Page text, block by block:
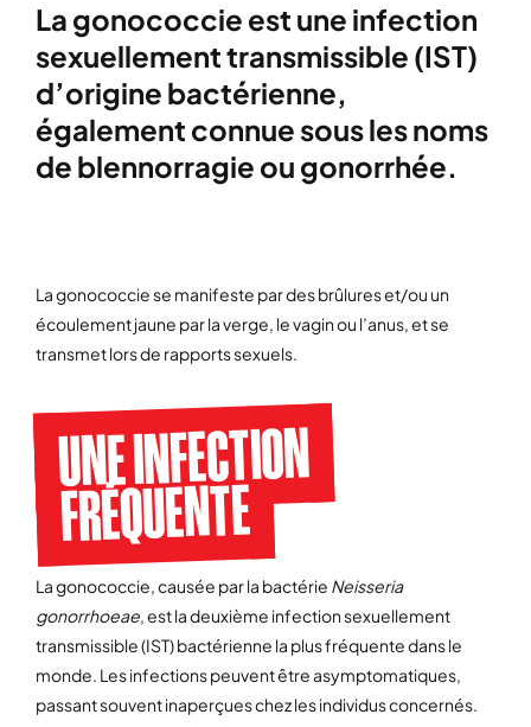
La gonococcie est une infection
sexuellement transmissible (IST)
d’origine bactérienne,
également connue sous les noms
de blennorragie ou gonorrhée.
La gonococcie se manifeste par des brûlures et/ou un
écoulement jaune par la verge, le vagin ou l’anus, et se
transmet lors de rapports sexuels.
UNE INFECTION
FRÉQUENTE
La gonococcie, causée par la bactérie Neisseria
gonorrhoeae, est la deuxième infection sexuellement
transmissible (IST) bactérienne la plus fréquente dans le
monde. Les infections peuvent être asymptomatiques,
passant souvent inaperçues chez les individus concernés.